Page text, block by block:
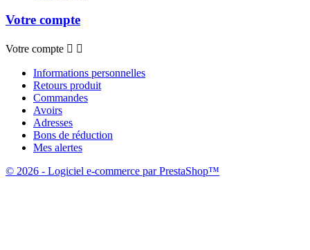
Votre compte
Votre compte  
Informations personnelles
Retours produit
Commandes
Avoirs
Adresses
Bons de réduction
Mes alertes
© 2026 - Logiciel e-commerce par PrestaShop™